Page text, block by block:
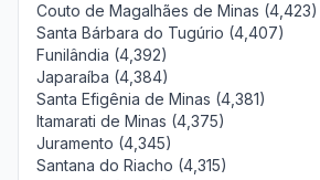
Couto de Magalhães de Minas (4,423)
Santa Bárbara do Tugúrio (4,407)
Funilândia (4,392)
Japaraíba (4,384)
Santa Efigênia de Minas (4,381)
Itamarati de Minas (4,375)
Juramento (4,345)
Santana do Riacho (4,315)